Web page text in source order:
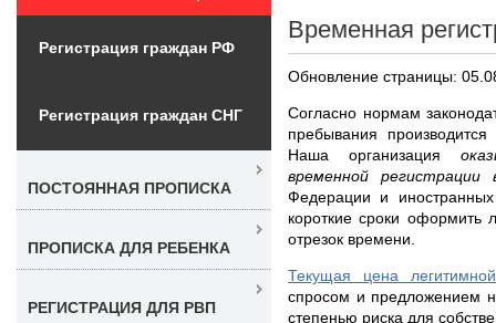
Временная
Обновление страницы:
Согласно нормам
пребывания
Наша организация
временной
Федерации и
короткие сроки оформить
отрезок времени.
Текущая цена
спросом и предложением
степенью риска для
Регистрация граждан РФ
Регистрация граждан СНГ
ПОСТОЯННАЯ ПРОПИСКА
ПРОПИСКА ДЛЯ РЕБЕНКА
РЕГИСТРАЦИЯ ДЛЯ РВП